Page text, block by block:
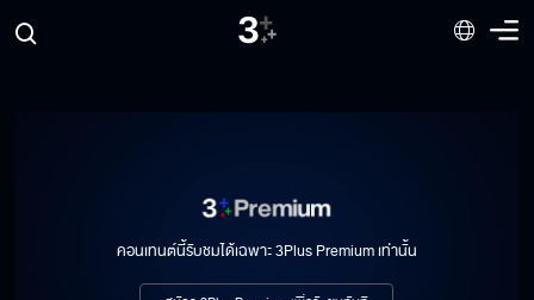
คอนเทนต์นี้รับชมได้เฉพาะ 3Plus Premium เท่านั้น